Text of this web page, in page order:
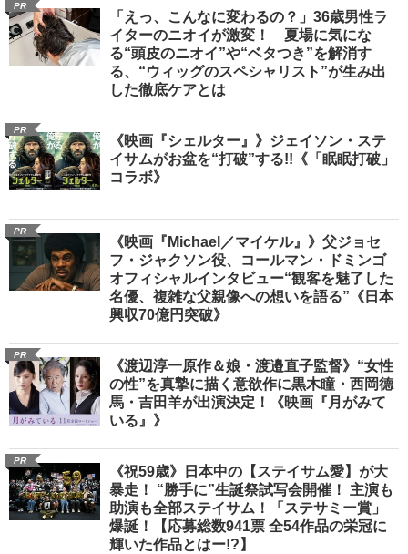
PR
「えっ、こんなに変わるの？」36歳男性ラ
イターのニオイが激変！ 夏場に気にな
る“頭皮のニオイ”や“ベタつき”を解消す
る、“ウィッグのスペシャリスト”が生み出
した徹底ケアとは
PR
《映画『シェルター』》ジェイソン・ステ
イサムがお盆を“打破”する!!《「眠眠打破」
コラボ》
PR
《映画『Michael／マイケル』》父ジョセ
フ・ジャクソン役、コールマン・ドミンゴ
オフィシャルインタビュー“観客を魅了した
名優、複雑な父親像への想いを語る”《日本
興収70億円突破》
PR
《渡辺淳一原作＆娘・渡邉直子監督》“女性
の性”を真摯に描く意欲作に黒木瞳・西岡德
馬・吉田羊が出演決定！《映画『月がみて
いる』》
PR
《祝59歳》日本中の【ステイサム愛】が大
暴走！ “勝手に”生誕祭試写会開催！ 主演も
助演も全部ステイサム！「ステサミー賞」
爆誕！【応募総数941票 全54作品の栄冠に
輝いた作品とはー!?】